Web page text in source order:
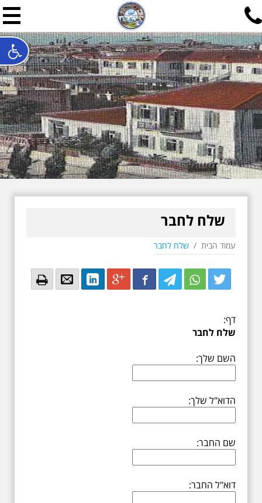
תל אביב שלי
תיור ישראלי בעריכת אילן
האתר המרכזי להיסטוריה של תל אביב ותולדות ארץ ישראל -
חייגו עכשיו:052-7747748
שלחו פנייה:ilan@mytelaviv.co.il
English עברית צור קשר
שלח לחבר
עמוד הבית / שלח לחבר
Twitter
Twitter
Twitter
Facebook
Google+
LinkedIn
Email
Email
דף:
שלח לחבר
השם שלך:
הדוא"ל שלך:
שם החבר:
דוא"ל החבר: